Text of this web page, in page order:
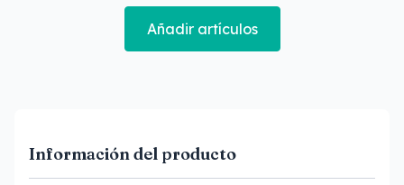
Añadir artículos
Información del producto